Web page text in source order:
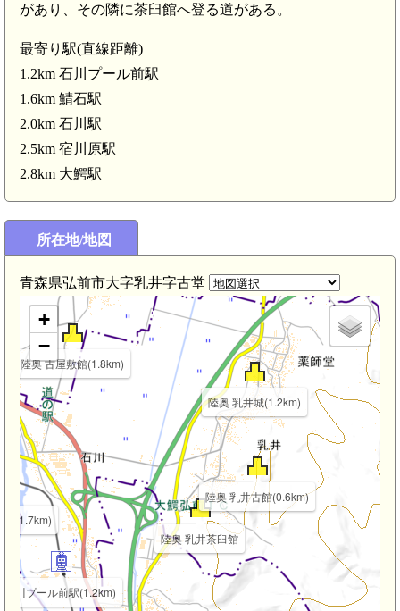
があり、その隣に茶臼館へ登る道がある。
最寄り駅(直線距離)
1.2km 石川プール前駅
1.6km 鯖石駅
2.0km 石川駅
2.5km 宿川原駅
2.8km 大鰐駅
所在地/地図
青森県弘前市大字乳井字古堂
石川プール前駅(1.2km)
陸奥 乳井茶臼館
陸奥 乳井古館(0.6km)
陸奥 乳井城(1.2km)
城(1.7km)
陸奥 古屋敷館(1.8km)
+
−